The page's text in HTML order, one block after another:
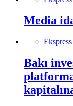
Media
Bakı